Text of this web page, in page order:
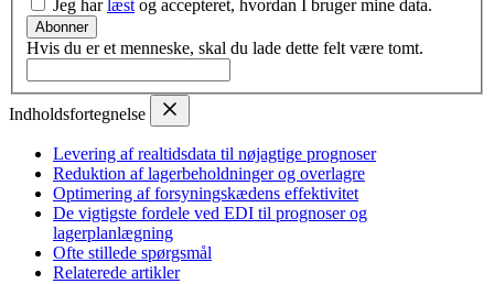
Jeg harlæst og accepteret, hvordan I bruger mine data.
Abonner
Hvis du er et menneske, skal du lade dette felt være tomt.
Indholdsfortegnelse
Levering af realtidsdata til nøjagtige prognoser
Reduktion af lagerbeholdninger og overlagre
Optimering af forsyningskædens effektivitet
De vigtigste fordele ved EDI til prognoser og
lagerplanlægning
Ofte stillede spørgsmål
Relaterede artikler